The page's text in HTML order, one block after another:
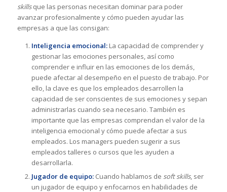
skillsque las personas necesitan dominar para poder
avanzar profesionalmente y cómo pueden ayudar las
empresas a que las consigan:
Inteligencia emocional:La capacidad de comprender y
gestionar las emociones personales, así como
comprender e influir en las emociones de los demás,
puede afectar al desempeño en el puesto de trabajo. Por
ello, la clave es que los empleados desarrollen la
capacidad de ser conscientes de sus emociones y sepan
administrarlas cuando sea necesario. También es
importante que las empresas comprendan el valor de la
inteligencia emocional y cómo puede afectar a sus
empleados. Los managers pueden sugerir a sus
empleados talleres o cursos que les ayuden a
desarrollarla.
Jugador de equipo: Cuando hablamos de soft skills, ser
un jugador de equipo y enfocarnos en habilidades de